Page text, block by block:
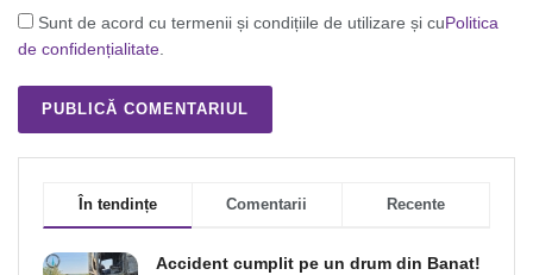
Sunt de acord cu termenii și condițiile de utilizare și cuPolitica
de confidențialitate.
În tendințe Comentarii Recente
Accident cumplit pe un drum din Banat!